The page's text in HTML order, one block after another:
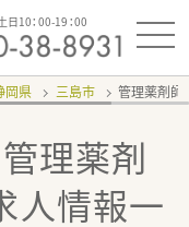
日10：00-19：00
岡県 三島市 管理薬剤師
理薬剤
人情報一